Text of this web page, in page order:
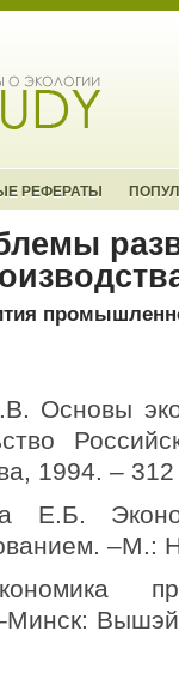
РЕФЕРАТЫ
Основы
1994. – 312
Е.Б.
–М.: